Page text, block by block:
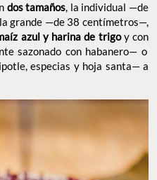
dos tamaños, la individual —de
grande —de 38 centímetros—,
azul y harina de trigoy con
sazonado con habanero— o
especias y hoja santa— a